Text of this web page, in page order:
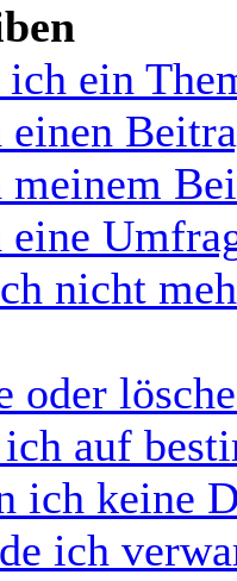
ein
nicht
oder
auf
ich keine
ich